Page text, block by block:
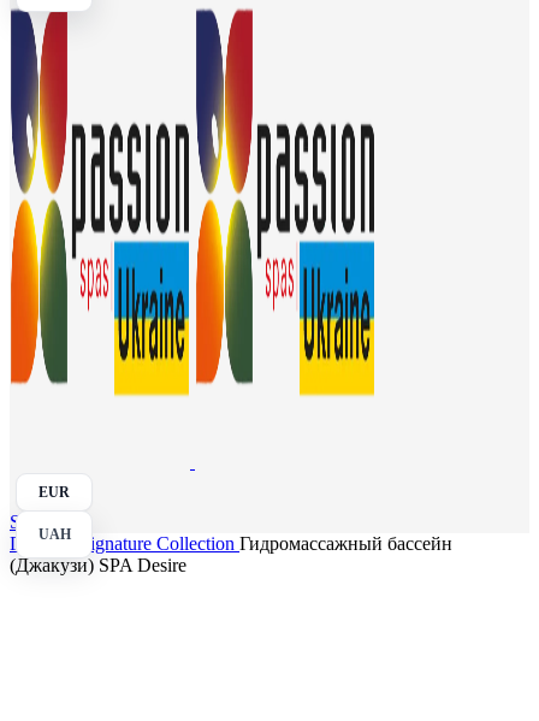
EUR
UAH
Search
Главная
Signature Collection Гидромассажный бассейн
(Джакузи) SPA Desire